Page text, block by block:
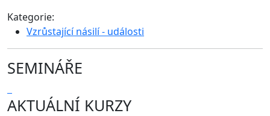
Kategorie:
Vzrůstající násilí - události
SEMINÁŘE
AKTUÁLNÍ KURZY